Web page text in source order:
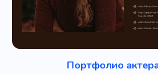
Портфолио